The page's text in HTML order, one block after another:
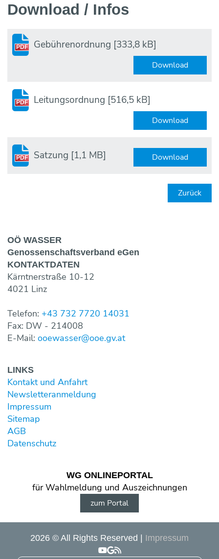
Download / Infos
PDF Gebührenordnung [333,8 kB]
Download
PDF Leitungsordnung [516,5 kB]
Download
PDF Satzung [1,1 MB] Download
Zurück
OÖ WASSER
Genossen­schaftsverband eGen
KONTAKT­DATEN
Kärntnerstraße 10-12
4021 Linz
Telefon: +43 732 7720 14031
Fax: DW - 214008
E-Mail: ooewasser@ooe.gv.at
LINKS
Kontakt und Anfahrt
Newsletter­anmeldung
Impressum
Sitemap
AGB
Datenschutz
WG ONLINE­PORTAL
für Wahl­meldung und Aus­zeichnungen
zum Portal
2026 © All Rights Reserved Impressum